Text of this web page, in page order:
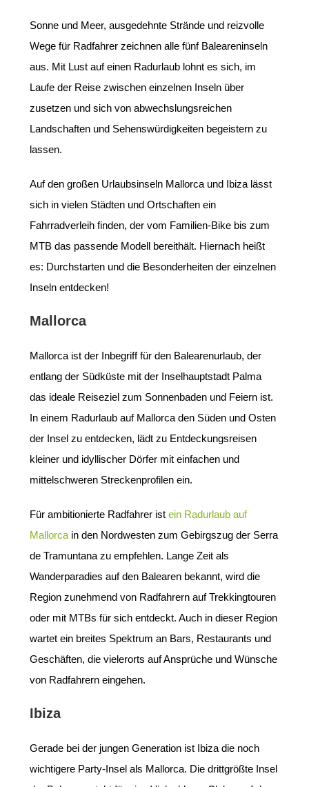
Sonne und Meer, ausgedehnte Strände und reizvolle
Wege für Radfahrer zeichnen alle fünf Baleareninseln
aus. Mit Lust auf einen Radurlaub lohnt es sich, im
Laufe der Reise zwischen einzelnen Inseln über
zusetzen und sich von abwechslungsreichen
Landschaften und Sehenswürdigkeiten begeistern zu
lassen.
Auf den großen Urlaubsinseln Mallorca und Ibiza lässt
sich in vielen Städten und Ortschaften ein
Fahrradverleih finden, der vom Familien-Bike bis zum
MTB das passende Modell bereithält. Hiernach heißt
es: Durchstarten und die Besonderheiten der einzelnen
Inseln entdecken!
Mallorca
Mallorca ist der Inbegriff für den Balearenurlaub, der
entlang der Südküste mit der Inselhauptstadt Palma
das ideale Reiseziel zum Sonnenbaden und Feiern ist.
In einem Radurlaub auf Mallorca den Süden und Osten
der Insel zu entdecken, lädt zu Entdeckungsreisen
kleiner und idyllischer Dörfer mit einfachen und
mittelschweren Streckenprofilen ein.
Für ambitionierte Radfahrer ist ein Radurlaub auf
Mallorcain den Nordwesten zum Gebirgszug der Serra
de Tramuntana zu empfehlen. Lange Zeit als
Wanderparadies auf den Balearen bekannt, wird die
Region zunehmend von Radfahrern auf Trekkingtouren
oder mit MTBs für sich entdeckt. Auch in dieser Region
wartet ein breites Spektrum an Bars, Restaurants und
Geschäften, die vielerorts auf Ansprüche und Wünsche
von Radfahrern eingehen.
Ibiza
Gerade bei der jungen Generation ist Ibiza die noch
wichtigere Party-Insel als Mallorca. Die drittgrößte Insel